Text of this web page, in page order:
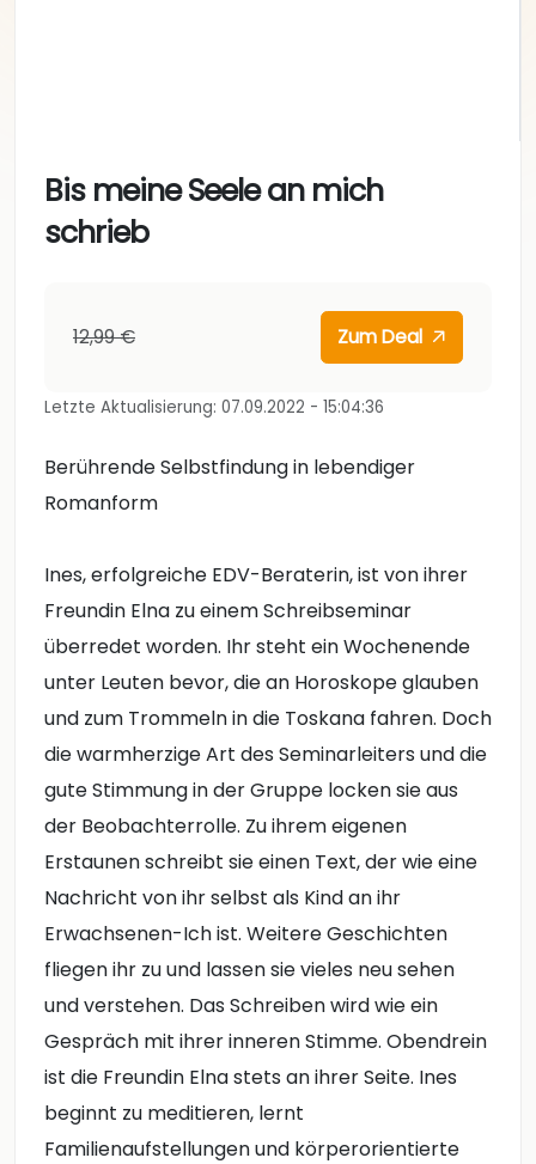
Bis meine Seele an mich
schrieb
12,99 € Zum Deal
Letzte Aktualisierung: 07.09.2022 - 15:04:36
Berührende Selbstfindung in lebendiger
Romanform
Ines, erfolgreiche EDV-Beraterin, ist von ihrer
Freundin Elna zu einem Schreibseminar
überredet worden. Ihr steht ein Wochenende
unter Leuten bevor, die an Horoskope glauben
und zum Trommeln in die Toskana fahren. Doch
die warmherzige Art des Seminarleiters und die
gute Stimmung in der Gruppe locken sie aus
der Beobachterrolle. Zu ihrem eigenen
Erstaunen schreibt sie einen Text, der wie eine
Nachricht von ihr selbst als Kind an ihr
Erwachsenen-Ich ist. Weitere Geschichten
fliegen ihr zu und lassen sie vieles neu sehen
und verstehen. Das Schreiben wird wie ein
Gespräch mit ihrer inneren Stimme. Obendrein
ist die Freundin Elna stets an ihrer Seite. Ines
beginnt zu meditieren, lernt
Familienaufstellungen und körperorientierte